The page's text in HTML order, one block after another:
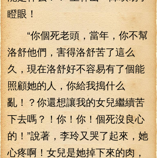
瞪眼！
“你個死老頭，當年，你不幫
洛舒他們，害得洛舒苦了這么
久，現在洛舒好不容易有了個能
照顧她的人，你給我搗什么
亂！？你還想讓我的女兒繼續苦
下去嗎？！你！你！個死沒良心
的！”說著，李玲又哭了起來，她
心疼啊！女兒是她掉下來的肉，